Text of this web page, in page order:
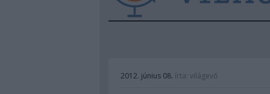
2012. június 08. írta: világevő